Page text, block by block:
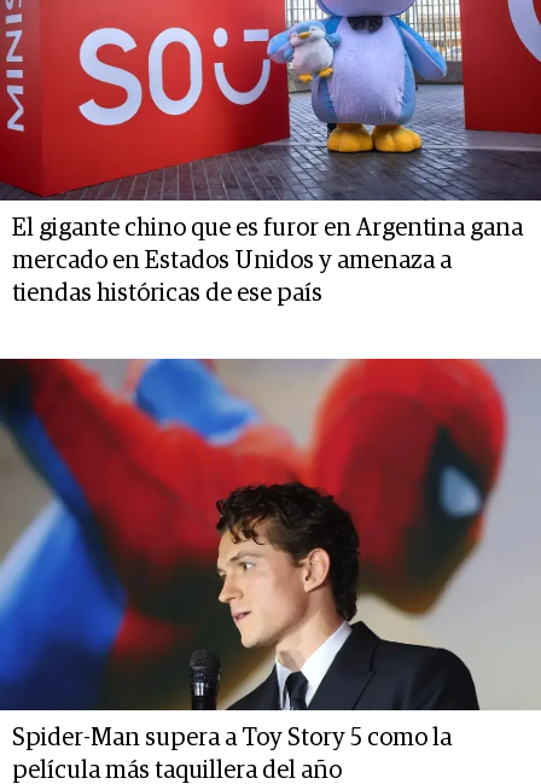
El gigante chino que es furor en Argentina gana
mercado en Estados Unidos y amenaza a
tiendas históricas de ese país
Spider-Man supera a Toy Story 5 como la
película más taquillera del año